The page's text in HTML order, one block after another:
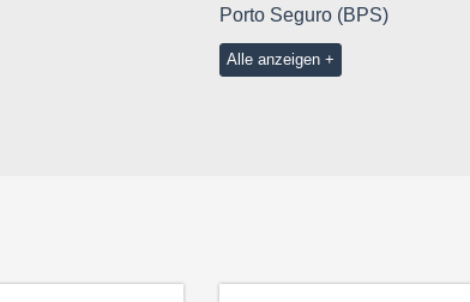
Porto Seguro (BPS)
Alle anzeigen